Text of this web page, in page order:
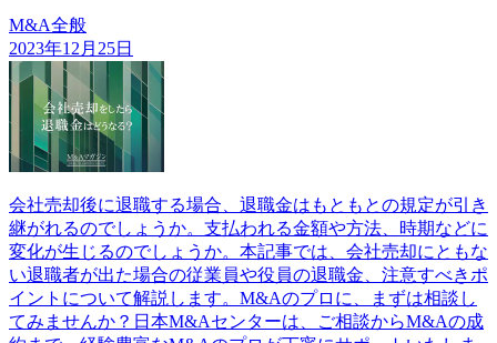
M&A全般
2023年12月25日
会社売却後に退職する場合、退職金はもともとの規定が引き
継がれるのでしょうか。支払われる金額や方法、時期などに
変化が生じるのでしょうか。本記事では、会社売却にともな
い退職者が出た場合の従業員や役員の退職金、注意すべきポ
イントについて解説します。M&Aのプロに、まずは相談し
てみませんか？日本M&Aセンターは、ご相談からM&Aの成